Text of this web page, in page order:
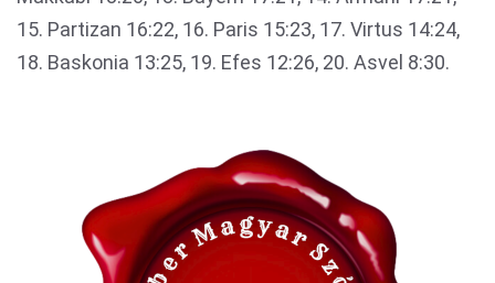
15. Partizan 16:22, 16. Paris 15:23, 17. Virtus 14:24,
18. Baskonia 13:25, 19. Efes 12:26, 20. Asvel 8:30.